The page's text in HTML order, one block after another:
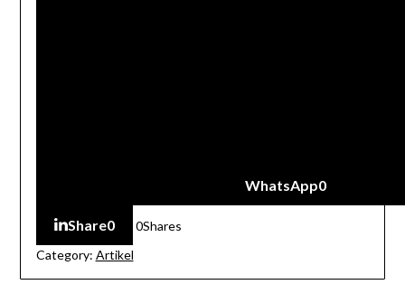
WhatsApp0
Share0 0Shares
Category: Artikel